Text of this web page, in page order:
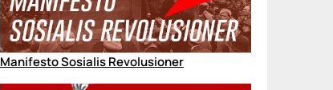
Manifesto Sosialis Revolusioner